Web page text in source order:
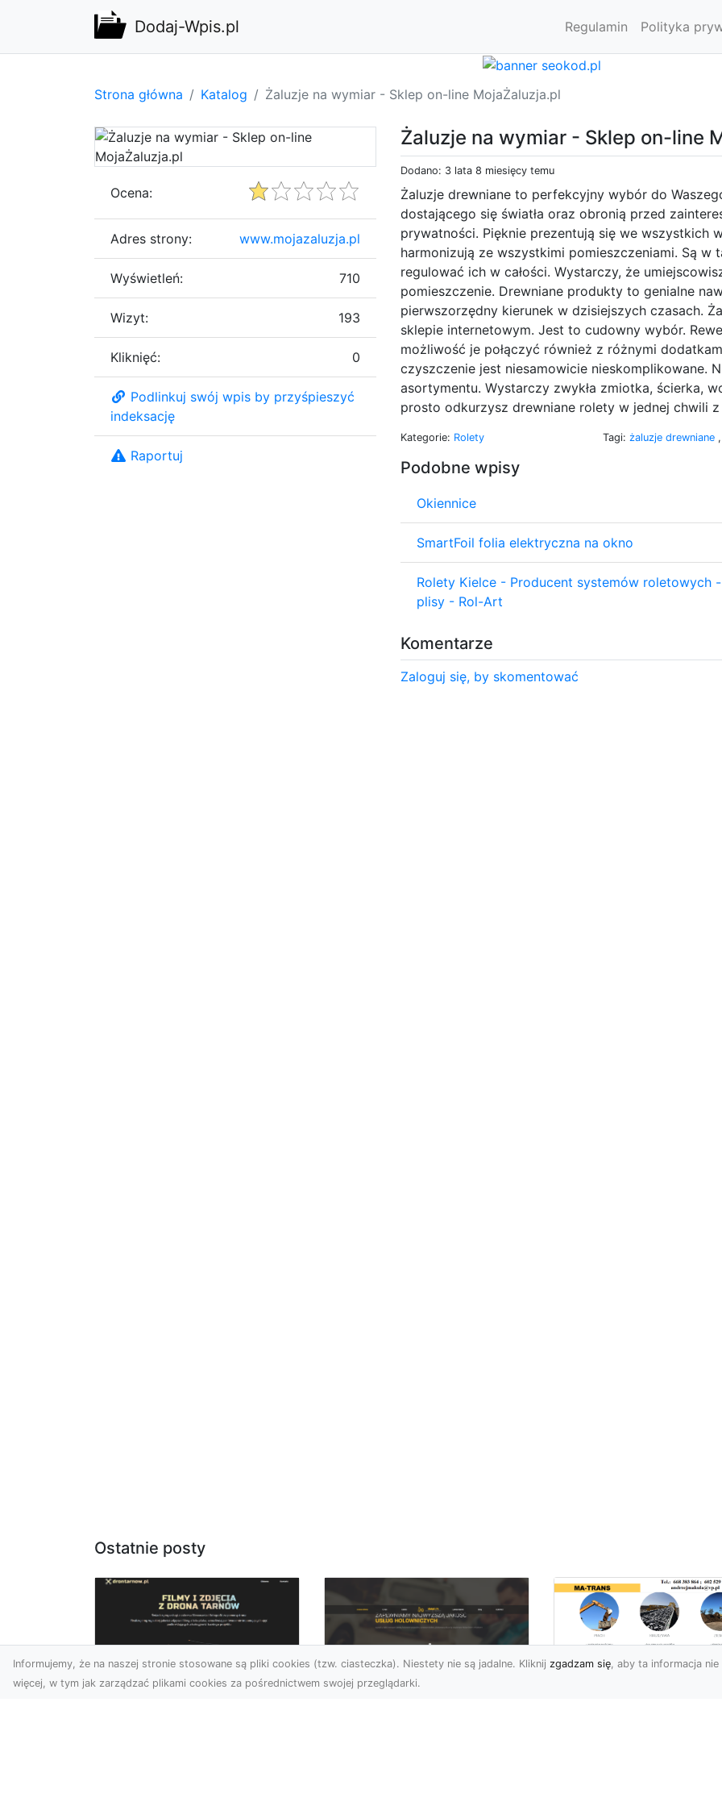
Dodaj-Wpis.pl Regulamin Polityka
Strona główna Katalog Żaluzje na wymiar - Sklep on-line MojaŻaluzja.pl
Żaluzje na wymiar - Sklep on-line
Dodano: 3 lata 8 miesięcy temu
Żaluzje drewniane to perfekcyjny wybór do
dostającego się światła oraz obronią przed
prywatności. Pięknie prezentują się we wszystkich
harmonizują ze wszystkimi pomieszczeniami. Są
regulować ich w całości. Wystarczy, że
pomieszczenie. Drewniane produkty to genialne
pierwszorzędny kierunek w dzisiejszych czasach.
sklepie internetowym. Jest to cudowny wybór.
możliwość je połączyć również z różnymi
czyszczenie jest niesamowicie nieskomplikowane.
asortymentu. Wystarczy zwykła zmiotka, ścierka,
prosto odkurzysz drewniane rolety w jednej chwili
Kategorie: Rolety Tagi: żaluzje drewniane
Podobne wpisy
Okiennice
SmartFoil folia elektryczna na okno
Rolety Kielce - Producent systemów roletowych
plisy - Rol-Art
Komentarze
Zaloguj się, by skomentować
Ocena:
Adres strony: www.mojazaluzja.pl
Wyświetleń: 710
Wizyt: 193
Kliknięć: 0
Podlinkuj swój wpis by przyśpieszyć
indeksację
Raportuj
Ostatnie posty
Informujemy, że na naszej stronie stosowane są pliki cookies (tzw. ciasteczka). Niestety nie są jadalne. Kliknij zgadzam się, aby ta informacja
więcej, w tym jak zarządzać plikami cookies za pośrednictwem swojej przeglądarki.